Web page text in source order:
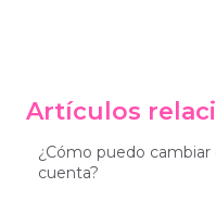
Artículos
¿Cómo puedo
cuenta?